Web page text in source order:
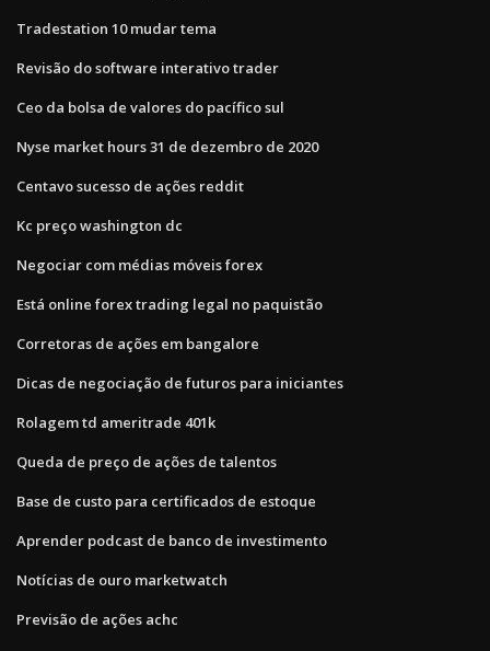
Tradestation 10 mudar tema
Revisão do software interativo trader
Ceo da bolsa de valores do pacífico sul
Nyse market hours 31 de dezembro de 2020
Centavo sucesso de ações reddit
Kc preço washington dc
Negociar com médias móveis forex
Está online forex trading legal no paquistão
Corretoras de ações em bangalore
Dicas de negociação de futuros para iniciantes
Rolagem td ameritrade 401k
Queda de preço de ações de talentos
Base de custo para certificados de estoque
Aprender podcast de banco de investimento
Notícias de ouro marketwatch
Previsão de ações achc